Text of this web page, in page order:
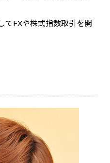
てFXや株式指数取引を開